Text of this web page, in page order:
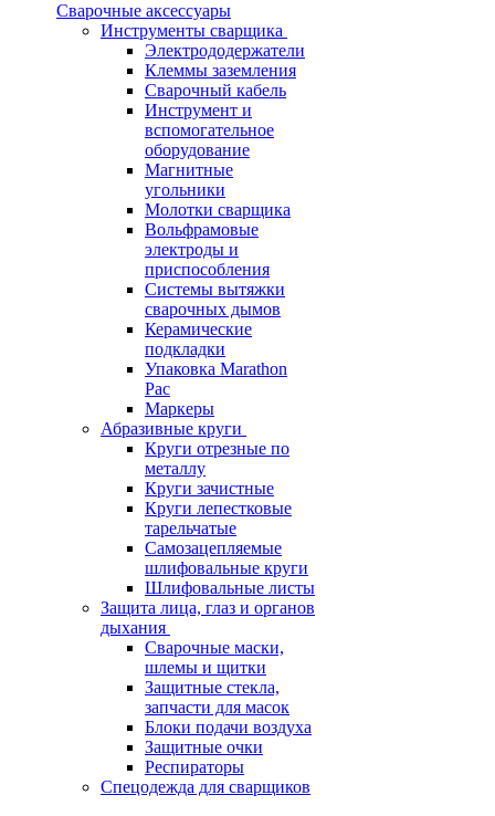
Сварочные аксессуары
Инструменты сварщика
Электрододержатели
Клеммы заземления
Сварочный кабель
Инструмент и
вспомогательное
оборудование
Магнитные
угольники
Молотки сварщика
Вольфрамовые
электроды и
приспособления
Системы вытяжки
сварочных дымов
Керамические
подкладки
Упаковка Marathon
Pac
Маркеры
Абразивные круги
Круги отрезные по
металлу
Круги зачистные
Круги лепестковые
тарельчатые
Самозацепляемые
шлифовальные круги
Шлифовальные листы
Защита лица, глаз и органов
дыхания
Сварочные маски,
шлемы и щитки
Защитные стекла,
запчасти для масок
Блоки подачи воздуха
Защитные очки
Респираторы
Спецодежда для сварщиков